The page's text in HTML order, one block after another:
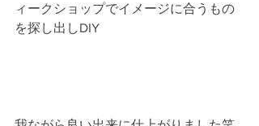
ィークショップでイメージに合うもの
を探し出しDIY